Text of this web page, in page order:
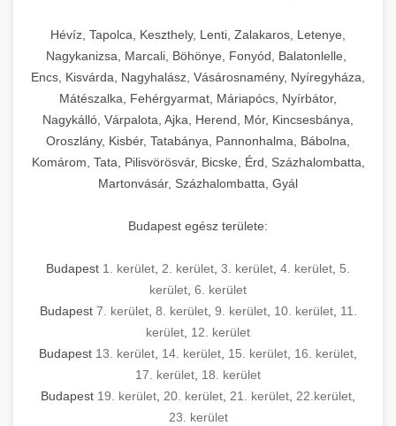
Hévíz, Tapolca, Keszthely, Lenti, Zalakaros, Letenye,
Nagykanizsa, Marcali, Böhönye, Fonyód, Balatonlelle,
Encs, Kisvárda, Nagyhalász, Vásárosnamény, Nyíregyháza,
Mátészalka, Fehérgyarmat, Máriapócs, Nyírbátor,
Nagykálló, Várpalota, Ajka, Herend, Mór, Kincsesbánya,
Oroszlány, Kisbér, Tatabánya, Pannonhalma, Bábolna,
Komárom, Tata, Pilisvörösvár, Bicske, Érd, Százhalombatta,
Martonvásár, Százhalombatta, Gyál
Budapest egész területe:
Budapest 1. kerület 2. kerület 3. kerület 4. kerület 5.
kerület 6. kerület
Budapest 7. kerület, 8. kerület, 9. kerület, 10. kerület, 11.
kerület 12. kerület
Budapest 13. kerület 14. kerület 15. kerület 16. kerület
17. kerület 18. kerület
Budapest 19. kerület 20. kerület 21. kerület 22.kerület
23. kerület